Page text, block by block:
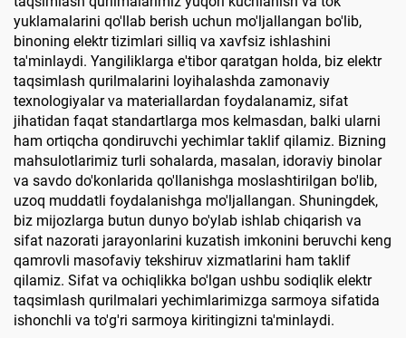
yuklamalarini qo'llab berish uchun mo'ljallangan bo'lib,
binoning elektr tizimlari silliq va xavfsiz ishlashini
ta'minlaydi. Yangiliklarga e'tibor qaratgan holda, biz elektr
taqsimlash qurilmalarini loyihalashda zamonaviy
texnologiyalar va materiallardan foydalanamiz, sifat
jihatidan faqat standartlarga mos kelmasdan, balki ularni
ham ortiqcha qondiruvchi yechimlar taklif qilamiz. Bizning
mahsulotlarimiz turli sohalarda, masalan, idoraviy binolar
va savdo do'konlarida qo'llanishga moslashtirilgan bo'lib,
uzoq muddatli foydalanishga mo'ljallangan. Shuningdek,
biz mijozlarga butun dunyo bo'ylab ishlab chiqarish va
sifat nazorati jarayonlarini kuzatish imkonini beruvchi keng
qamrovli masofaviy tekshiruv xizmatlarini ham taklif
qilamiz. Sifat va ochiqlikka bo'lgan ushbu sodiqlik elektr
taqsimlash qurilmalari yechimlarimizga sarmoya sifatida
ishonchli va to'g'ri sarmoya kiritingizni ta'minlaydi.